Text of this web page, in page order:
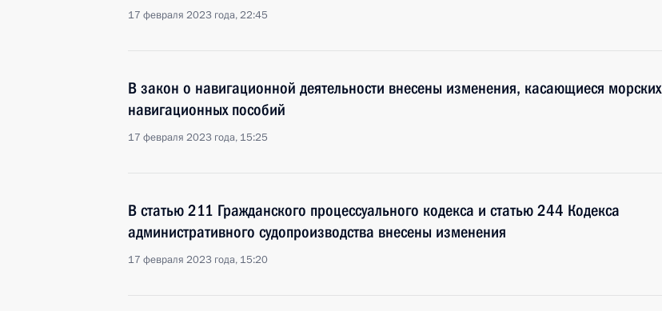
17 февраля 2023 года, 22:45
В закон о навигационной деятельности внесены изменения, касающиеся морских
навигационных пособий
17 февраля 2023 года, 15:25
В статью 211 Гражданского процессуального кодекса и статью 244 Кодекса
административного судопроизводства внесены изменения
17 февраля 2023 года, 15:20